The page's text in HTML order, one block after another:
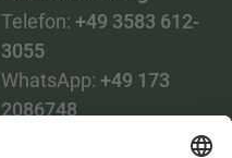
Telefon: +49 3583 612-
3055
WhatsApp: +49 173
2086748